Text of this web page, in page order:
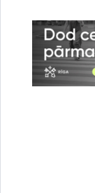
un
iepriekšējo
Rīgas
uzņēmumi